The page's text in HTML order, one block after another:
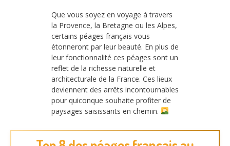
Que vous soyez en voyage à travers
la Provence, la Bretagne ou les Alpes,
certains péages français vous
étonneront par leur beauté. En plus de
leur fonctionnalité ces péages sont un
reflet de la richesse naturelle et
architecturale de la France. Ces lieux
deviennent des arrêts incontournables
pour quiconque souhaite profiter de
paysages saisissants en chemin.